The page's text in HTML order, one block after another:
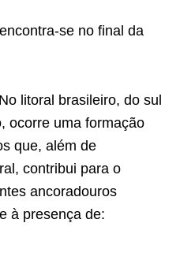
se no final da
litoral brasileiro, do sul
ocorre uma formação
que, além de
contribui para o
ancoradouros
à presença de: